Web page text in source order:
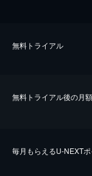
無料トライアル
無料トライアル後の⽉
毎⽉もらえるU-NEXTポ